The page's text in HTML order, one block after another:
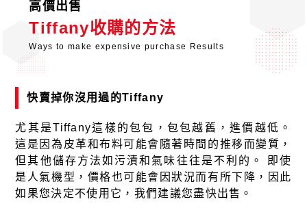
高價出售
Tiffany收購的方法
Ways to make expensive purchase Results
快賣掉你沒用過的Tiffany
尤其是Tiffany這樣的包包，包包越舊，進價越低。
這是因為皮革和布料可能會隨著時間的推移而變質，
但其他儲存方法如污漬和氣味往往是不利的。 即使
是人氣機型，價格也可能會因狀況而有所下降，因此
如果您決定不使用它，我們建議您盡快出售。